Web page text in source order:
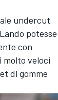
undercut
potesse
con
molto veloci
di gomme